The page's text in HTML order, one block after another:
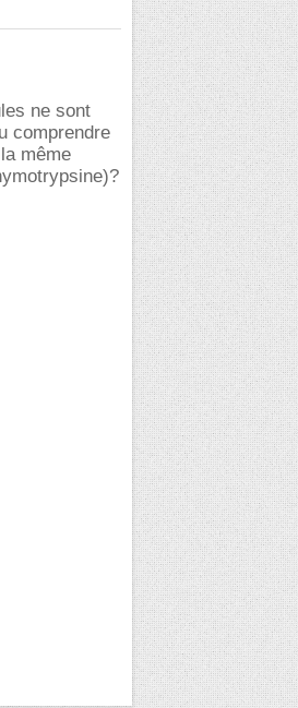
ne sont
comprendre
même